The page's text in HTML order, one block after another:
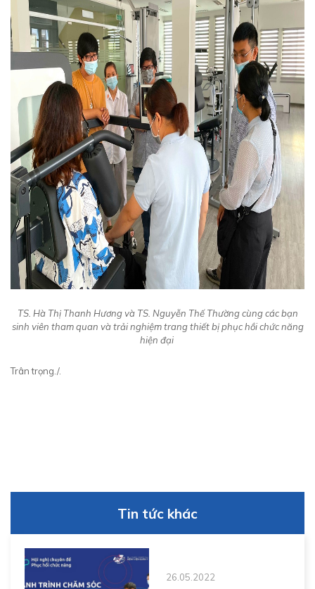
TS. Hà Thị Thanh Hương và TS. Nguyễn Thế Thường cùng các bạn
sinh viên tham quan và trải nghiệm trang thiết bị phục hồi chức năng
hiện đại
Trân trọng./.
Tin tức khác
26.05.2022